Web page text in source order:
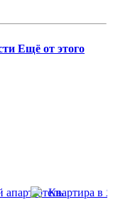
Ещё от этого